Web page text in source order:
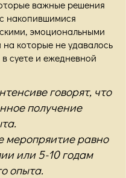
важные решения
накопившимися
эмоциональными
которые не удавалось
суете и ежедневной
говорят, что
получение
меропряитие равно
или 5-10 годам
опыта.